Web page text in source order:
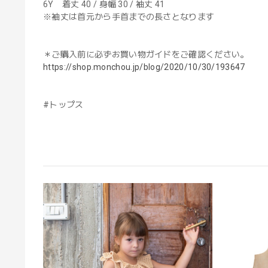
6Y 着丈 40 / 身幅 30 / 袖丈 41
※袖丈は首元から手首までの長さとなります
＊ご購入前に必ずお買い物ガイドをご確認ください。
https://shop.monchou.jp/blog/2020/10/30/193647
#トップス